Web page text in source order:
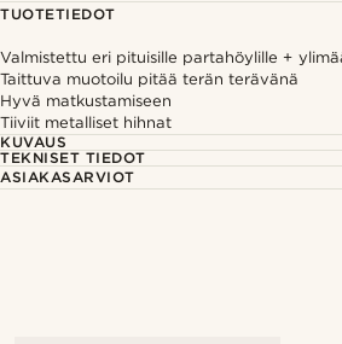
TUOTETIEDOT
Valmistettu eri pituisille partahöylille +
Taittuva muotoilu pitää terän terävänä
Hyvä matkustamiseen
Tiiviit metalliset hihnat
KUVAUS
TEKNISET TIEDOT
ASIAKASARVIOT